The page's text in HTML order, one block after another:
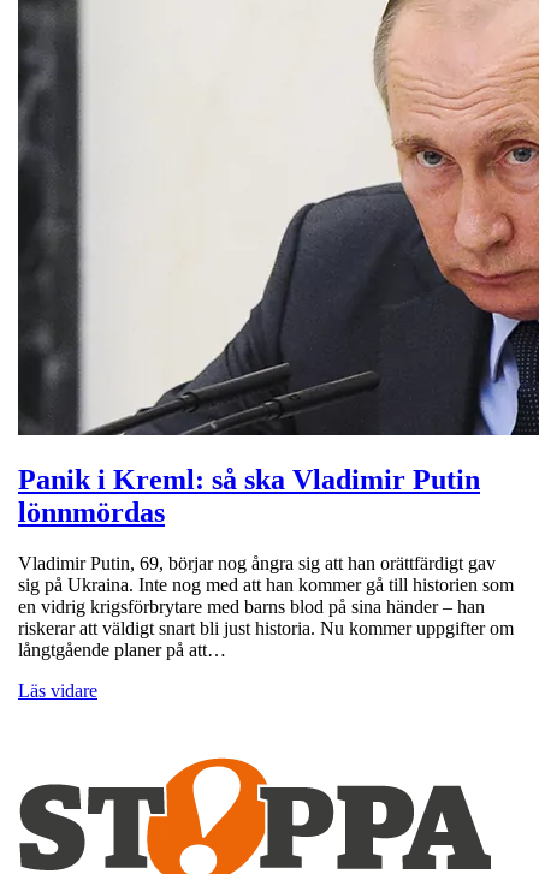
Panik i Kreml: så ska Vladimir Putin
lönnmördas
Vladimir Putin, 69, börjar nog ångra sig att han orättfärdigt gav
sig på Ukraina. Inte nog med att han kommer gå till historien som
en vidrig krigsförbrytare med barns blod på sina händer – han
riskerar att väldigt snart bli just historia. Nu kommer uppgifter om
långtgående planer på att…
Läs vidare